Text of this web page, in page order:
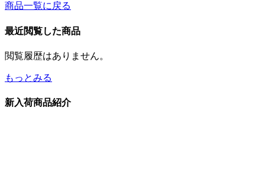
商品一覧に戻る
最近閲覧した商品
閲覧履歴はありません。
もっとみる
新入荷商品紹介